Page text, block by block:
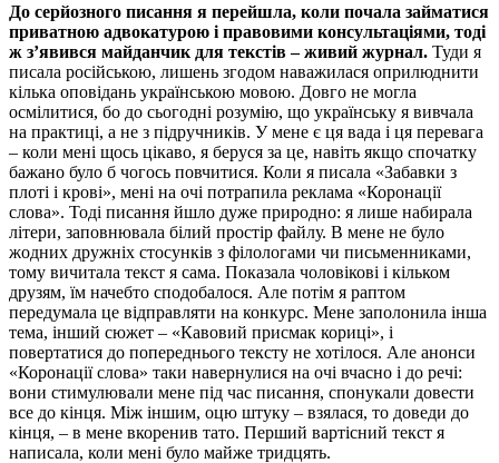
До серйозного писання я перейшла, коли почала займатися
приватною адвокатурою і правовими консультаціями, тоді
ж з’явився майданчик для текстів – живий журнал. Туди я
писала російською, лишень згодом наважилася оприлюднити
кілька оповідань українською мовою. Довго не могла
осмілитися, бо до сьогодні розумію, що українську я вивчала
на практиці, а не з підручників. У мене є ця вада і ця перевага
– коли мені щось цікаво, я беруся за це, навіть якщо спочатку
бажано було б чогось повчитися. Коли я писала «Забавки з
плоті і крові», мені на очі потрапила реклама «Коронації
слова». Тоді писання йшло дуже природно: я лише набирала
літери, заповнювала білий простір файлу. В мене не було
жодних дружніх стосунків з філологами чи письменниками,
тому вичитала текст я сама. Показала чоловікові і кільком
друзям, їм начебто сподобалося. Але потім я раптом
передумала це відправляти на конкурс. Мене заполонила інша
тема, інший сюжет – «Кавовий присмак кориці», і
повертатися до попереднього тексту не хотілося. Але анонси
«Коронації слова» таки навернулися на очі вчасно і до речі:
вони стимулювали мене під час писання, спонукали довести
все до кінця. Між іншим, оцю штуку – взялася, то доведи до
кінця, – в мене вкоренив тато. Перший вартісний текст я
написала, коли мені було майже тридцять.